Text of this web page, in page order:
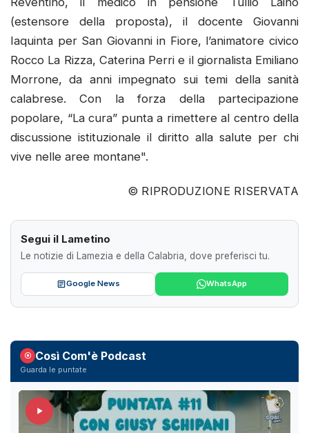
(estensore della proposta), il docente Giovanni
Iaquinta per San Giovanni in Fiore, l’animatore civico
Rocco La Rizza, Caterina Perri e il giornalista Emiliano
Morrone, da anni impegnato sui temi della sanità
calabrese. Con la forza della partecipazione
popolare, “La cura” punta a rimettere al centro della
discussione istituzionale il diritto alla salute per chi
vive nelle aree montane".
© RIPRODUZIONE RISERVATA
Segui il Lametino
Le notizie di Lamezia e della Calabria, dove preferisci tu.
Google News WhatsApp
Così Com'è Podcast
Guarda le puntate